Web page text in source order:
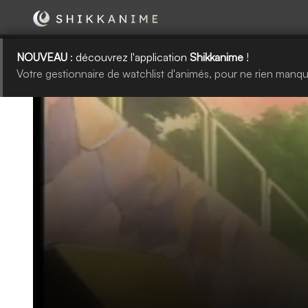
NOUVEAU : découvrez l'application Shikkanime !
Votre gestionnaire de watchlist d'animés, pour ne rien